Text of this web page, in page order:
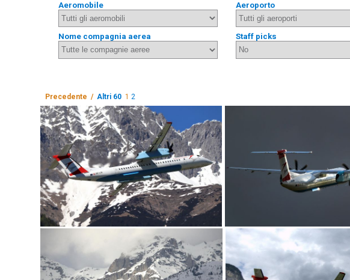
Aeromobile Aeroporto
Nome compagnia aerea Staff picks
Precedente / Altri 60 1 2